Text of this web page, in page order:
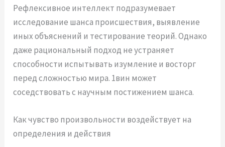
Рефлексивное интеллект подразумевает
исследование шанса происшествия, выявление
иных объяснений и тестирование теорий. Однако
даже рациональный подход не устраняет
способности испытывать изумление и восторг
перед сложностью мира. 1вин может
соседствовать с научным постижением шанса.
Как чувство произвольности воздействует на
определения и действия